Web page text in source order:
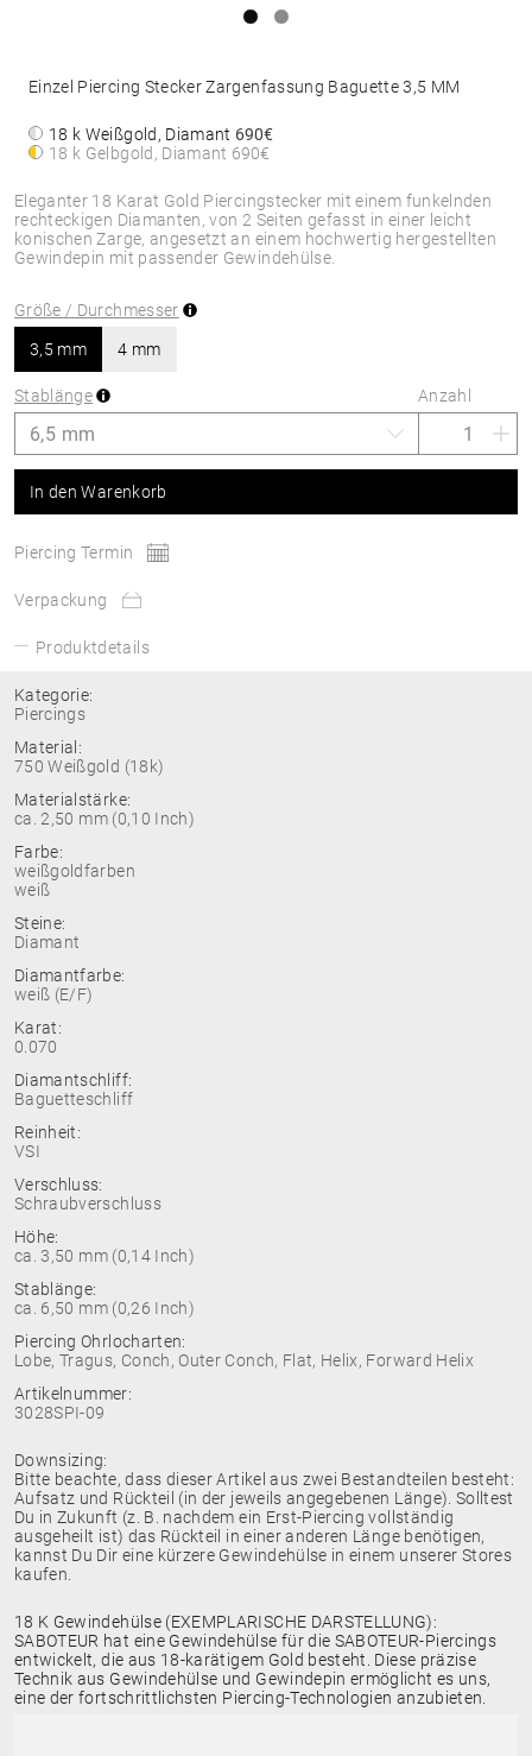
Eleganter 18 Karat Gold Piercingstecker mit einem funkelnden
rechteckigen Diamanten, von 2 Seiten gefasst in einer leicht
konischen Zarge, angesetzt an einem hochwertig hergestellten
Gewindepin mit passender Gewindehülse.
Einzel Piercing Stecker Zargenfassung Baguette 3,5 MM
18 k Weißgold, Diamant 690€
18 k Gelbgold, Diamant 690€
Größe / Durchmesser
3,5 mm 4 mm
Stablänge Anzahl
In den Warenkorb
Piercing Termin
Verpackung
Produktdetails
Kategorie:
Piercings
Material:
750 Weißgold (18k)
Materialstärke:
ca. 2,50 mm (0,10 Inch)
Farbe:
weißgoldfarben
weiß
Steine:
Diamant
Diamantfarbe:
weiß (E/F)
Karat:
0.070
Diamantschliff:
Baguetteschliff
Reinheit:
VSI
Verschluss:
Schraubverschluss
Höhe:
ca. 3,50 mm (0,14 Inch)
Stablänge:
ca. 6,50 mm (0,26 Inch)
Piercing Ohrlocharten:
Lobe, Tragus, Conch, Outer Conch, Flat, Helix, Forward Helix
Artikelnummer:
3028SPI-09
Downsizing:
Bitte beachte, dass dieser Artikel aus zwei Bestandteilen besteht:
Aufsatz und Rückteil (in der jeweils angegebenen Länge). Solltest
Du in Zukunft (z. B. nachdem ein Erst-Piercing vollständig
ausgeheilt ist) das Rückteil in einer anderen Länge benötigen,
kannst Du Dir eine kürzere Gewindehülse in einem unserer Stores
kaufen.
18 K Gewindehülse (EXEMPLARISCHE DARSTELLUNG):
SABOTEUR hat eine Gewindehülse für die SABOTEUR-Piercings
entwickelt, die aus 18-karätigem Gold besteht. Diese präzise
Technik aus Gewindehülse und Gewindepin ermöglicht es uns,
eine der fortschrittlichsten Piercing-Technologien anzubieten.